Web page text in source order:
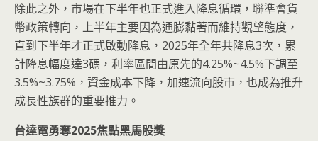
除此之外，市場在下半年也正式進入降息循環，聯準會貨
幣政策轉向，上半年主要因為通膨黏著而維持觀望態度，
直到下半年才正式啟動降息，2025年全年共降息3次，累
計降息幅度達3碼，利率區間由原先的4.25%~4.5%下調至
3.5%~3.75%，資金成本下降，加速流向股市，也成為推升
成長性族群的重要推力。
台達電勇奪2025焦點黑馬股獎